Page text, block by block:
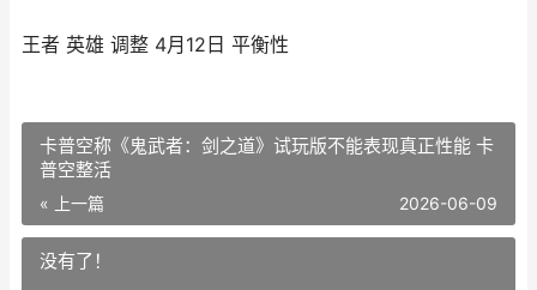
王者 英雄 调整 4月12日 平衡性
卡普空称《鬼武者：剑之道》试玩版不能表现真正性能 卡
普空整活
« 上一篇 2026-06-09
没有了！